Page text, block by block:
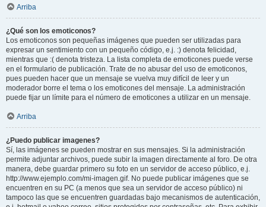
Arriba
¿Qué son los emoticonos?
Los emoticonos son pequeñas imágenes que pueden ser utilizadas para
expresar un sentimiento con un pequeño código, e.j. :) denota felicidad,
mientras que :( denota tristeza. La lista completa de emoticones puede verse
en el formulario de publicación. Trate de no abusar del uso de emoticonos,
pues pueden hacer que un mensaje se vuelva muy difícil de leer y un
moderador borre el tema o los emoticones del mensaje. La administración
puede fijar un límite para el número de emoticones a utilizar en un mensaje.
Arriba
¿Puedo publicar imagenes?
Sí, las imágenes se pueden mostrar en sus mensajes. Si la administración
permite adjuntar archivos, puede subir la imagen directamente al foro. De otra
manera, debe guardar primero su foto en un servidor de acceso público, e.j.
http://www.ejemplo.com/mi-imagen.gif. No puede publicar imágenes que se
encuentren en su PC (a menos que sea un servidor de acceso público) ni
tampoco las que se encuentren guardadas bajo mecanismos de autenticación,